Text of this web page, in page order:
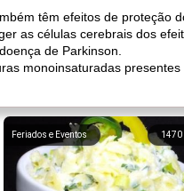
têm efeitos de proteção
as células cerebrais dos
de Parkinson.
monoinsaturadas
1470
Feriados e Eventos